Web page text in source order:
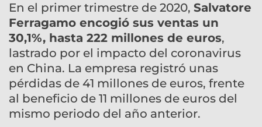
En el primer trimestre de 2020, Salvatore
Ferragamo encogió sus ventas un
30,1%, hasta 222 millones de euros,
lastrado por el impacto del coronavirus
en China. La empresa registró unas
pérdidas de 41 millones de euros, frente
al beneficio de 11 millones de euros del
mismo periodo del año anterior.